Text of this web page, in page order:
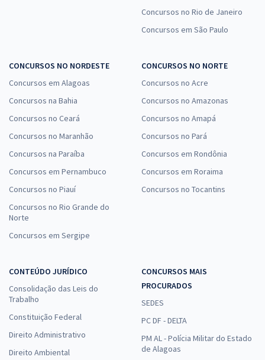
Concursos no Rio de Janeiro
Concursos em São Paulo
CONCURSOS NO NORDESTE
Concursos em Alagoas
Concursos na Bahia
Concursos no Ceará
Concursos no Maranhão
Concursos na Paraíba
Concursos em Pernambuco
Concursos no Piauí
Concursos no Rio Grande do
Norte
Concursos em Sergipe
CONCURSOS NO NORTE
Concursos no Acre
Concursos no Amazonas
Concursos no Amapá
Concursos no Pará
Concursos em Rondônia
Concursos em Roraima
Concursos no Tocantins
CONTEÚDO JURÍDICO
Consolidação das Leis do
Trabalho
Constituição Federal
Direito Administrativo
Direito Ambiental
CONCURSOS MAIS
PROCURADOS
SEDES
PC DF - DELTA
PM AL - Polícia Militar do Estado
de Alagoas